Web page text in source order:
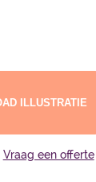
Vraag een offerte